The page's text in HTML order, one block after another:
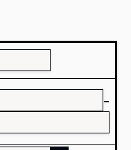
–